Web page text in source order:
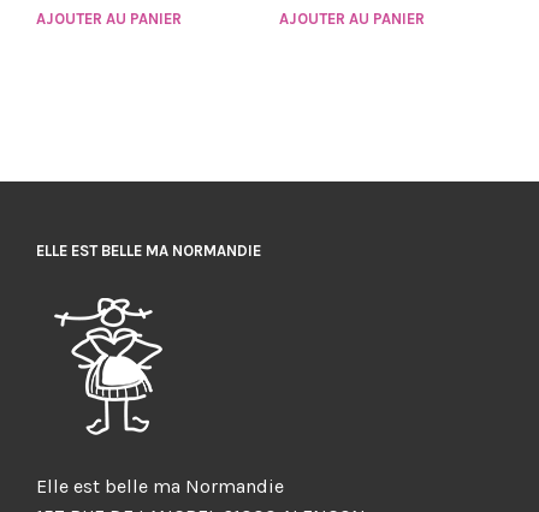
AJOUTER AU PANIER AJOUTER AU PANIER
ELLE EST BELLE MA NORMANDIE
Elle est belle ma Normandie